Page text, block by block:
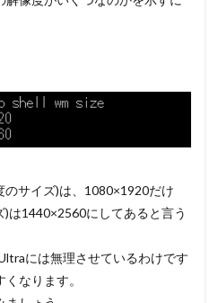
のサイズ)は、1080×1920だけ
は1440×2560にしてあると言う
には無理させているわけです
なります。